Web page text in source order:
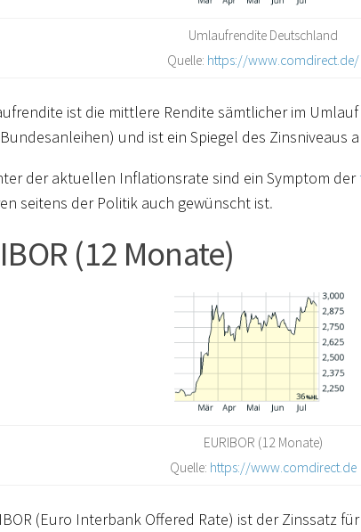
Umlaufrendite Deutschland
Quelle: https://www.comdirect.de/
ist die mittlere Rendite sämtlicher im
und ist ein Spiegel des Zinsniveaus
der aktuellen Inflationsrate sind ein Symptom der
seitens der Politik auch gewünscht ist.
(12 Monate)
EURIBOR (12 Monate)
Quelle: https://www.comdirect.de
(Euro Interbank Offered Rate) ist der Zinssatz